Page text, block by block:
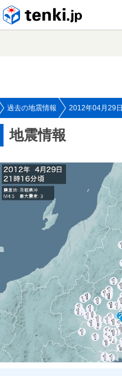
過去の地震情報 2012年04月29日
地震情報